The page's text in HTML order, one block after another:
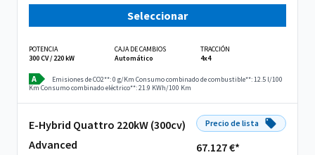
Seleccionar
POTENCIA
300 CV / 220 kW
CAJA DE CAMBIOS
Automático
TRACCIÓN
4x4
A Emisiones de CO2**: 0 g/Km Consumo combinado de combustible**: 12.5 l/100
KmConsumo combinado eléctrico**: 21.9 KWh/100 Km
E-Hybrid Quattro 220kW (300cv)
Advanced
Precio de lista
67.127 €*